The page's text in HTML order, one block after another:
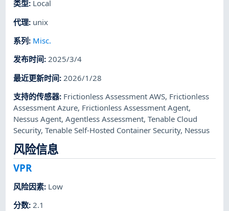
类型: Local
代理: unix
系列 : Misc.
发布时间:2025/3/4
最近更新时间: 2026/1/28
支持的传感器: Frictionless Assessment AWS, Frictionless
Assessment Azure, Frictionless Assessment Agent,
Nessus Agent,Agentless Assessment,Tenable Cloud
Security,Tenable Self-Hosted Container Security, Nessus
风险信息
VPR
风险因素: Low
分数:2.1